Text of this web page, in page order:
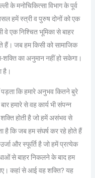
के मनोचिकित्सा विभाग के पूर्व
हमें स्त्री व पुरुष दोनों को एक
एक निश्चित भूमिका से बाहर
जब हम किसी को सामाजिक
का अनुमान नहीं हो सकेगा।
है।
कि हमारे अनुभव कितने बुरे
हमारे से वह कार्य भी संपन्न
होती है जो हमें असंभव से
कि जब हम संघर्ष कर रहे होते हैं
और स्फूर्ति है जो हमें प्रत्येक
से बाहर निकलने के बाद हम
कहां से आई वह शक्ति? यह